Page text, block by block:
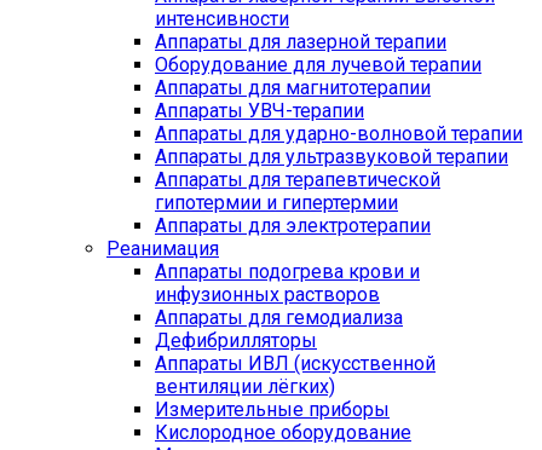
интенсивности
Аппараты для лазерной терапии
Оборудование для лучевой терапии
Аппараты для магнитотерапии
Аппараты УВЧ-терапии
Аппараты для ударно-волновой терапии
Аппараты для ультразвуковой терапии
Аппараты для терапевтической
гипотермии и гипертермии
Аппараты для электротерапии
Реанимация
Аппараты подогрева крови и
инфузионных растворов
Аппараты для гемодиализа
Дефибрилляторы
Аппараты ИВЛ (искусственной
вентиляции лёгких)
Измерительные приборы
Кислородное оборудование